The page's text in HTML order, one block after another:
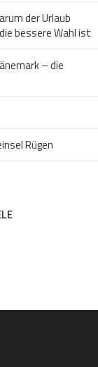
der Urlaub
bessere Wahl ist
– die
Rügen